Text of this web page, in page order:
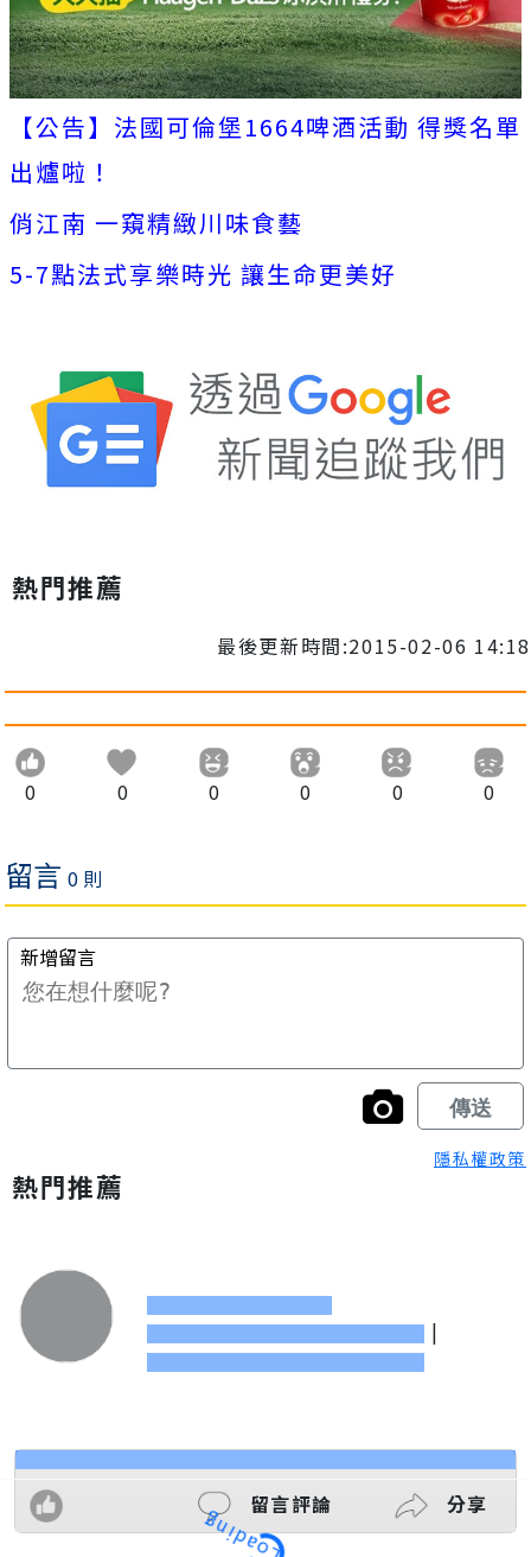
【公告】法國可倫堡1664啤酒活動 得獎名單
出爐啦！
俏江南 一窺精緻川味食藝
5-7點法式享樂時光 讓生命更美好
熱門推薦
最後更新時間:2015-02-06 14:18
0 0 0 0 0 0
隱私權政策
熱門推薦
|
留言評論 分享